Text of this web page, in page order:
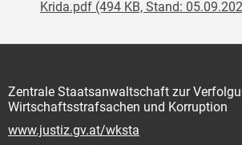
Krida.pdf (494 KB, Stand:
Zentrale Staatsanwaltschaft zur
Wirtschaftsstrafsachen und Korruption
www.justiz.gv.at/wksta